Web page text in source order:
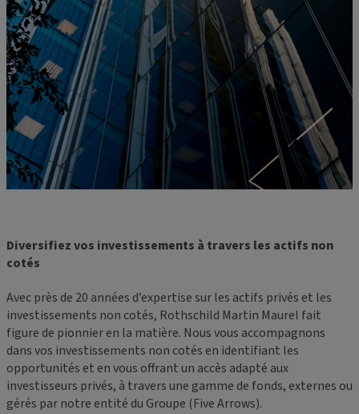
Diversifiez vos investissements à travers les actifs non
cotés
Avec près de 20 années d’expertise sur les actifs privés et les
investissements non cotés, Rothschild Martin Maurel fait
figure de pionnier en la matière. Nous vous accompagnons
dans vos investissements non cotés en identifiant les
opportunités et en vous offrant un accès adapté aux
investisseurs privés, à travers une gamme de fonds, externes ou
gérés par notre entité du Groupe (Five Arrows).